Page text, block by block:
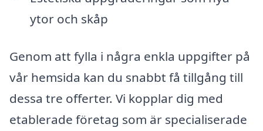
ytor och skåp
Genom att fylla i några enkla uppgifter på
vår hemsida kan du snabbt få tillgång till
dessa tre offerter. Vi kopplar dig med
etablerade företag som är specialiserade